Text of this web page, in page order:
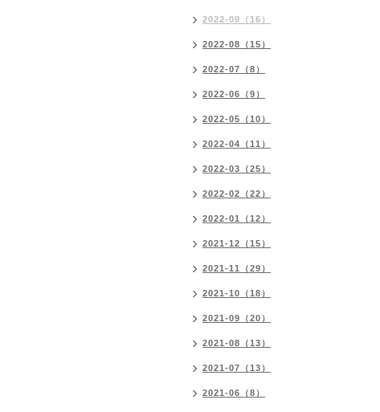
2022-09（16）
2022-08（15）
2022-07（8）
2022-06（9）
2022-05（10）
2022-04（11）
2022-03（25）
2022-02（22）
2022-01（12）
2021-12（15）
2021-11（29）
2021-10（18）
2021-09（20）
2021-08（13）
2021-07（13）
2021-06（8）